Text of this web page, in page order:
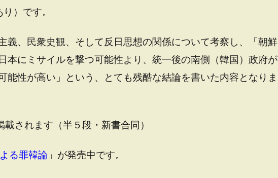
）です。
義、民衆史観、そして反日思想の関係について考察し、「朝鮮
本にミサイルを撃つ可能性より、統一後の南側（韓国）政府が
能性が高い」という、とても残酷な結論を書いた内容となりま
されます（半５段・新書合同）
る罪韓論 」が発売中です。